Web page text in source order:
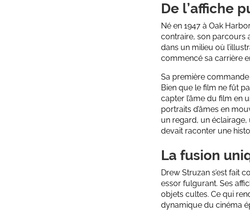
De l’affiche
Né en 1947 à Oak
contraire, son parcours
dans un milieu où
commencé sa carrière
Sa première commande
Bien que le film ne fût
capter l’âme du film en
portraits d’âmes en
un regard, un éclairage,
devait raconter une
La fusion
Drew Struzan s’est fait
essor fulgurant. Ses
objets cultes. Ce qui
dynamique du cinéma